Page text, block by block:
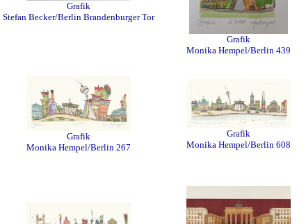
Grafik
Stefan Becker/Berlin Brandenburger Tor
Grafik
Monika Hempel/Berlin 439
Grafik
Monika Hempel/Berlin 267
Grafik
Monika Hempel/Berlin 608